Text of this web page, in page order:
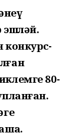
эшләй.
конкурс-
80-